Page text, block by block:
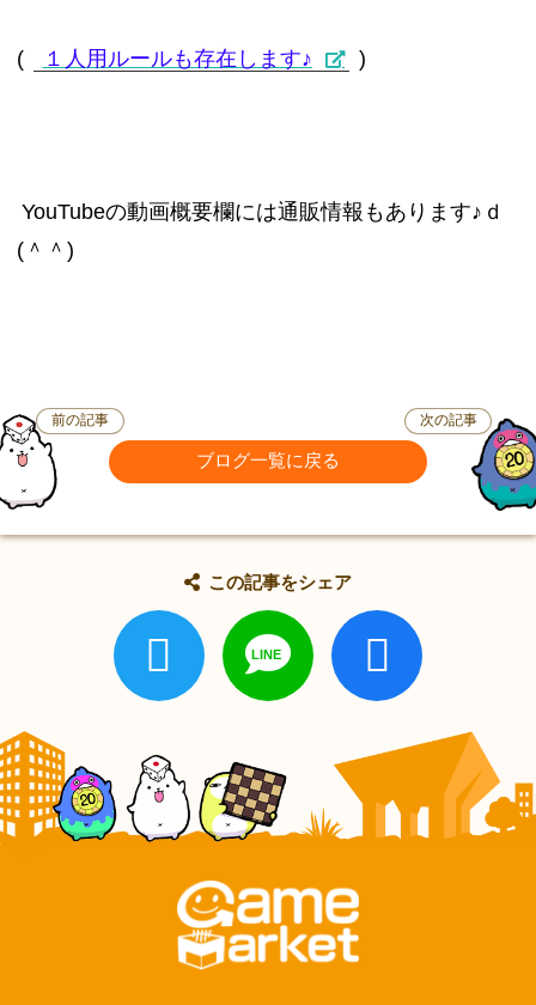
( １人用ルールも存在します♪ )
YouTubeの動画概要欄には通販情報もあります♪ｄ
(＾＾)
前の記事
ブログ一覧に戻る
次の記事
この記事をシェア